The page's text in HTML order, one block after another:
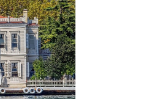
Uzmanlaşma Programı (2015)
Programı (2015)
Uzmanlık Programı (2018)
Uzmanlık Programı (2020)
ve Kinesiyoloji Eğitimi (2022)
Eğitimi (2023)